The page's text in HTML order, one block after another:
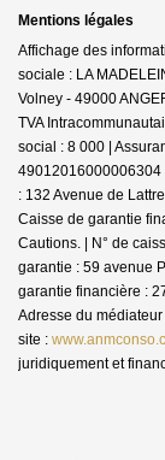
Mentions légales
Affichage des
sociale : LA
Volney - 49000
TVA
social : 8 000 |
49012016000006304
: 132 Avenue de
Caisse de garantie
Cautions. | N° de
garantie : 59 avenue
garantie financière :
Adresse du
site :
juridiquement et